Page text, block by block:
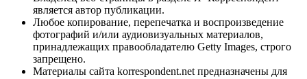
является автор публикации.
Любое копирование, перепечатка и воспроизведение
фотографий и/или аудиовизуальных материалов,
принадлежащих правообладателю Getty Images, строго
запрещено.
Материалы сайта korrespondent.net предназначены для